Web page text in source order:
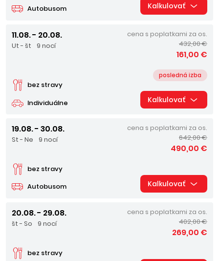
Autobusom Kalkulovať
11.08. - 20.08.
Ut - št 9 nocí
Individuálne
bez stravy
posledná izba
cena s poplatkami za os.
432,00 €
161,00 €
Kalkulovať
19.08. - 30.08.
St - Ne 9 nocí
Autobusom
bez stravy
cena s poplatkami za os.
642,00 €
490,00 €
Kalkulovať
20.08. - 29.08.
št - So 9 nocí
bez stravy
cena s poplatkami za os.
402,00 €
269,00 €